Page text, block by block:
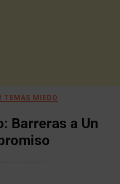
TEMAS MIEDO
Barreras a Un